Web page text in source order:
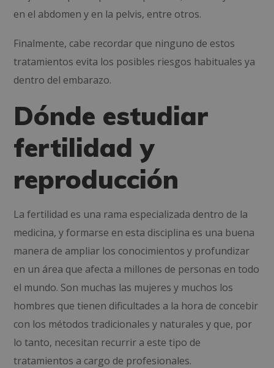
en el abdomen y en la pelvis, entre otros.
Finalmente, cabe recordar que ninguno de estos
tratamientos evita los posibles riesgos habituales ya
dentro del embarazo.
Dónde estudiar
fertilidad y
reproducción
La fertilidad es una rama especializada dentro de la
medicina, y formarse en esta disciplina es una buena
manera de ampliar los conocimientos y profundizar
en un área que afecta a millones de personas en todo
el mundo. Son muchas las mujeres y muchos los
hombres que tienen dificultades a la hora de concebir
con los métodos tradicionales y naturales y que, por
lo tanto, necesitan recurrir a este tipo de
tratamientos a cargo de profesionales.